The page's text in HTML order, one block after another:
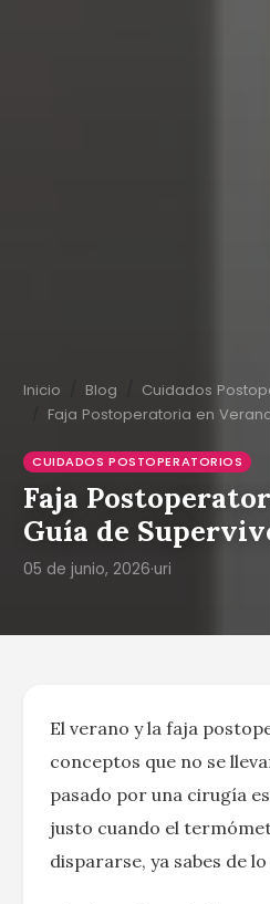
Inicio Blog
Cuidados
Faja Postoperatoria en
CUIDADOS POSTOPERATORIOS
Faja
Guía de
05 de junio, 2026·uri
El verano y la faja
conceptos que no se
pasado por una cirugía
justo cuando el
dispararse, ya sabes de